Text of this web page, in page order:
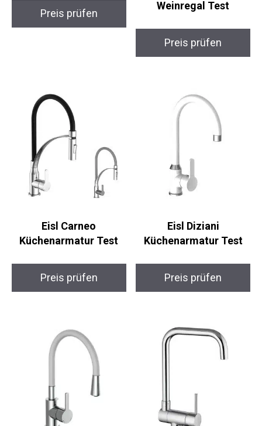
Preis prüfen
Weinregal Test
Preis prüfen
Eisl Carneo
Küchenarmatur Test
Preis prüfen
Eisl Diziani
Küchenarmatur Test
Preis prüfen